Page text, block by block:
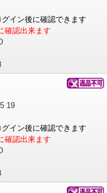
グイン後に確認できます
確認出来ます
19
グイン後に確認できます
確認出来ます